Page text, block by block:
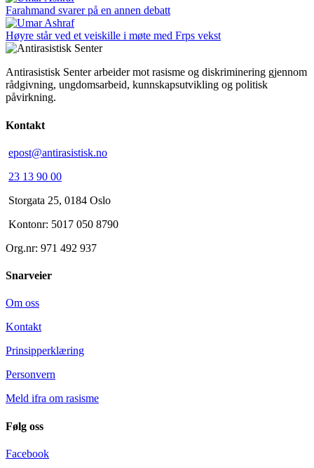
Farahmand svarer på en annen debatt
Høyre står ved et veiskille i møte med Frps vekst
Antirasistisk Senter arbeider mot rasisme og diskriminering gjennom
rådgivning, ungdomsarbeid, kunnskapsutvikling og politisk
påvirkning.
Kontakt
epost@antirasistisk.no
23 13 90 00
Storgata 25, 0184 Oslo
Kontonr: 5017 050 8790
Org.nr: 971 492 937
Snarveier
Om oss
Kontakt
Prinsipperklæring
Personvern
Meld ifra om rasisme
Følg oss
Facebook